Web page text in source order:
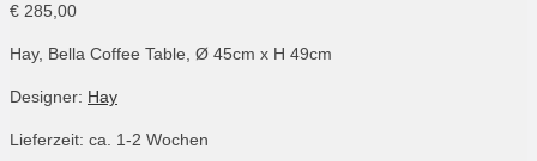
€ 285,00
Hay, Bella Coffee Table, Ø 45cm x H 49cm
Designer: Hay
Lieferzeit: ca. 1-2 Wochen